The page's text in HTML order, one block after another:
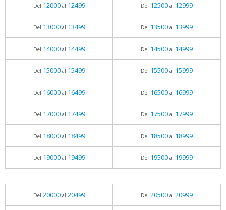
Del 12000al 12499 Del 12500al 12999
Del 13000al 13499 Del 13500al 13999
Del 14000al 14499 Del 14500al 14999
Del 15000al 15499 Del 15500al 15999
Del 16000al 16499 Del 16500al 16999
Del 17000al 17499 Del 17500al 17999
Del 18000al 18499 Del 18500al 18999
Del 19000al 19499 Del 19500al 19999
Del 20000al 20499 Del 20500al 20999